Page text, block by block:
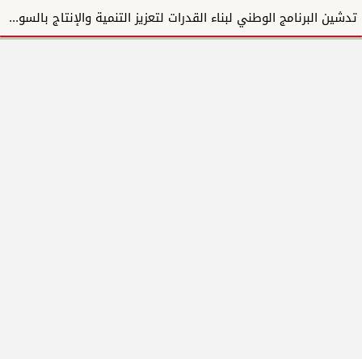
تدشين البرنامج الوطني لبناء القدرات لتعزيز التنمية والإنتاج بالسودان